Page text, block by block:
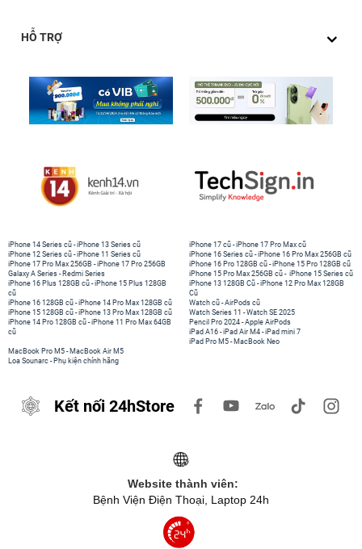
HỖ TRỢ
iPhone 14 Series cũ -iPhone 13 Series cũ
iPhone 12 Series cũ -iPhone 11 Series cũ
iPhone 17 Pro Max 256GB -iPhone 17 Pro 256GB
Galaxy A Series - Redmi Series
iPhone 17 cũ -iPhone 17 Pro Max cũ
iPhone 16 Series cũ - iPhone 16 Pro Max 256GB cũ
iPhone 16 Pro 128GB cũ -iPhone 15 Pro 128GB cũ
iPhone 15 Pro Max 256GB cũ - iPhone 15 Series cũ
iPhone 16 Plus 128GB cũ -iPhone 15 Plus 128GB
cũ
iPhone 16 128GB cũ -iPhone 14 Pro Max 128GB cũ
iPhone 15 128GB cũ -iPhone 13 Pro Max 128GB cũ
iPhone 14 Pro 128GB cũ -iPhone 11 Pro Max 64GB
cũ
iPhone 13 128GB Cũ -iPhone 12 Pro Max 128GB
Cũ
Watch cũ -AirPods cũ
Watch Series 11 -Watch SE 2025
Pencil Pro 2024 -Apple AirPods
iPad A16 -iPad Air M4 -iPad mini 7
iPad Pro M5 - MacBook Neo
MacBook Pro M5 - MacBook Air M5
Loa Sounarc - Phụ kiện chính hãng
Kết nối 24hStore
Website thành viên:
Bệnh Viện Điện Thoại, Laptop 24h